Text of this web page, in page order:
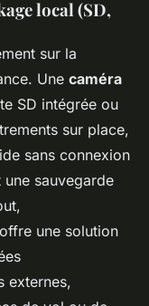
local (SD,
sur la
Une caméra
SD intégrée ou
sur place,
sans connexion
sauvegarde
offre une solution
externes,